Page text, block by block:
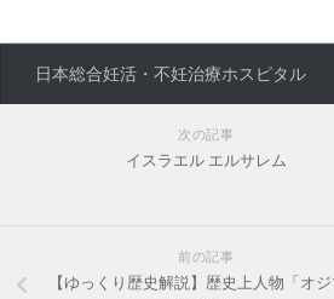
日本総合妊活・不妊治療ホスピタル
次の記事
イスラエル エルサレム
前の記事
【ゆっくり歴史解説】歴史上人物「オ